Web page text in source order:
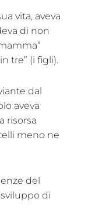
vita, aveva
di non
tre” (i figli).
dal
aveva
risorsa
meno ne
del
di